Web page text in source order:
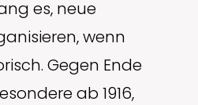
es, neue
wenn
Gegen Ende
ab 1916,